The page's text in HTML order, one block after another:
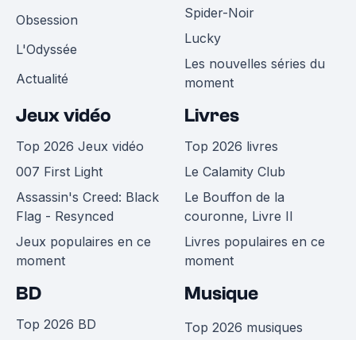
Obsession
L'Odyssée
Actualité
Spider-Noir
Lucky
Les nouvelles séries du
moment
Jeux vidéo
Top 2026 Jeux vidéo
007 First Light
Assassin's Creed: Black
Flag - Resynced
Jeux populaires en ce
moment
Livres
Top 2026 livres
Le Calamity Club
Le Bouffon de la
couronne, Livre II
Livres populaires en ce
moment
BD
Top 2026 BD
Musique
Top 2026 musiques